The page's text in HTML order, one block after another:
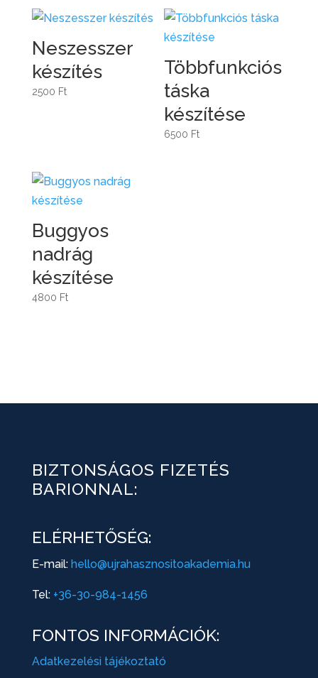
Neszesszer
készítés
2500 Ft
Többfunkciós
táska
készítése
6500 Ft
Buggyos
nadrág
készítése
4800 Ft
BIZTONSÁGOS FIZETÉS
BARIONNAL:
ELÉRHETŐSÉG:
E-mail: hello@ujrahasznositoakademia.hu
Tel: +36-30-984-1456
FONTOS INFORMÁCIÓK:
Adatkezelési tájékoztató